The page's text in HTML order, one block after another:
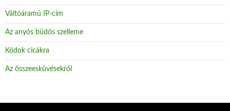
Váltóáramú IP-cím
Az anyós büdös szelleme
Kódok cicákra
Az összeesküvésekről